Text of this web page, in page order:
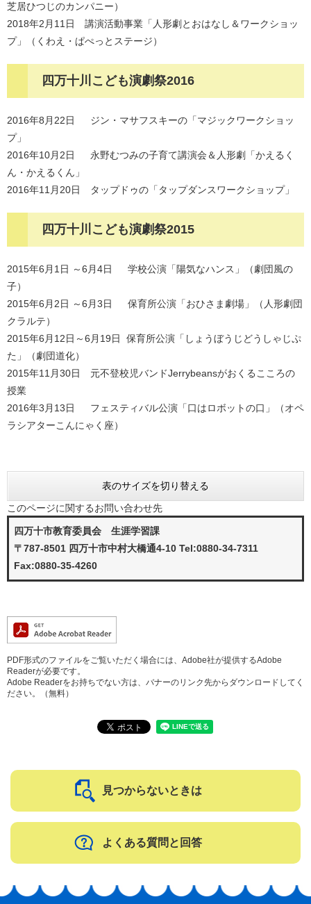
芝居ひつじのカンパニー）
2018年2月11日 講演活動事業「人形劇とおはなし＆ワークショッ
プ」（くわえ・ぱぺっとステージ）
四万十川こども演劇祭2016
2016年8月22日 ジン・マサフスキーの「マジックワークショッ
プ」
2016年10月2日 永野むつみの子育て講演会＆人形劇「かえるく
ん・かえるくん」
2016年11月20日 タップドゥの「タップダンスワークショップ」
四万十川こども演劇祭2015
2015年6月1日 ～6月4日 学校公演「陽気なハンス」（劇団風の
子）
2015年6月2日 ～6月3日 保育所公演「おひさま劇場」（人形劇団
クラルテ）
2015年6月12日～6月19日 保育所公演「しょうぼうじどうしゃじぷ
た」（劇団道化）
2015年11月30日 元不登校児バンドJerrybeansがおくるこころの
授業
2016年3月13日 フェスティバル公演「口はロボットの口」（オペ
ラシアターこんにゃく座）
表のサイズを切り替える
このページに関するお問い合わせ先
四万十市教育委員会 生涯学習課
〒787-8501 四万十市中村大橋通4-10 Tel:0880-34-7311
Fax:0880-35-4260
PDF形式のファイルをご覧いただく場合には、Adobe社が提供するAdobe
Readerが必要です。
Adobe Readerをお持ちでない方は、バナーのリンク先からダウンロードしてく
ださい。（無料）
見つからないときは
よくある質問と回答